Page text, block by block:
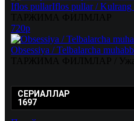
Iflos pullarIflos pullar / Kulrang
720p
Obsessiya / Telbalarcha
СЕРИАЛЛАР
1697